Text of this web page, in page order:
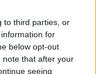
to third parties, or
for
below opt-out
note that after your
seeing